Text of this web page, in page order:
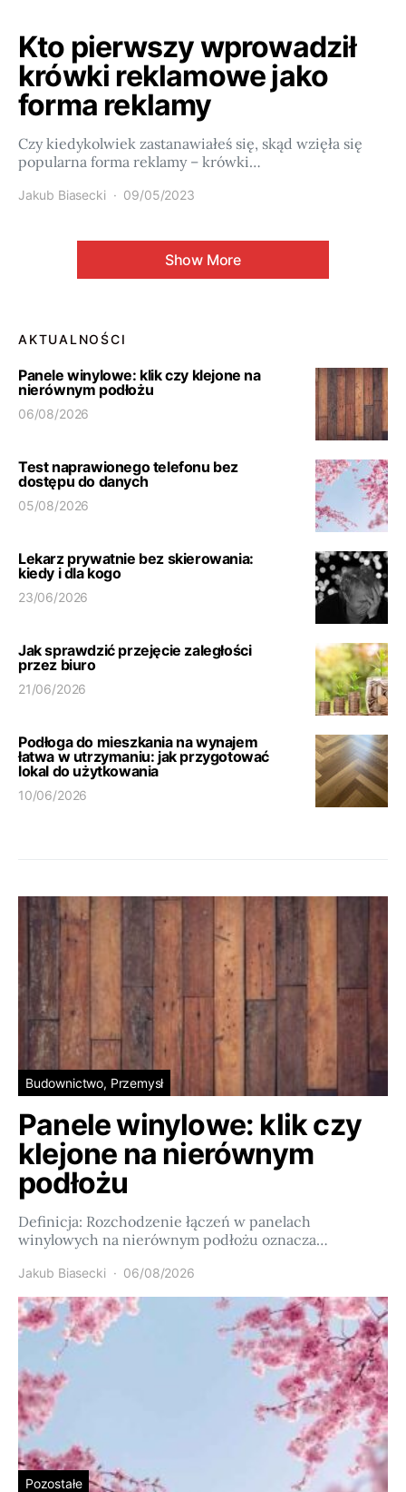
Kto pierwszy wprowadził
krówki reklamowe jako
forma reklamy
Czy kiedykolwiek zastanawiałeś się, skąd wzięła się
popularna forma reklamy – krówki…
Jakub Biasecki 09/05/2023
Show More
AKTUALNOŚCI
Panele winylowe: klik czy klejone na
nierównym podłożu
06/08/2026
Test naprawionego telefonu bez
dostępu do danych
05/08/2026
Lekarz prywatnie bez skierowania:
kiedy i dla kogo
23/06/2026
Jak sprawdzić przejęcie zaległości
przez biuro
21/06/2026
Podłoga do mieszkania na wynajem
łatwa w utrzymaniu: jak przygotować
lokal do użytkowania
10/06/2026
Budownictwo, Przemysł
Panele winylowe: klik czy
klejone na nierównym
podłożu
Definicja: Rozchodzenie łączeń w panelach
winylowych na nierównym podłożu oznacza…
Jakub Biasecki 06/08/2026
Pozostałe